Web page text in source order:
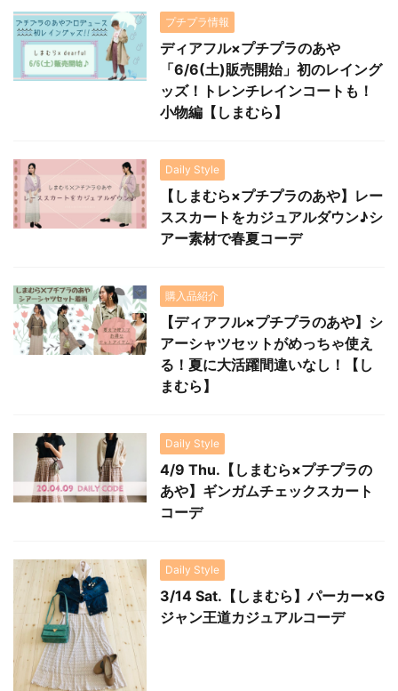
プチプラ情報
ディアフル×プチプラのあや
「6/6(土)販売開始」初のレイング
ッズ！トレンチレインコートも！
小物編【しまむら】
Daily Style
【しまむら×プチプラのあや】レー
ススカートをカジュアルダウン♪シ
アー素材で春夏コーデ
購入品紹介
【ディアフル×プチプラのあや】シ
アーシャツセットがめっちゃ使え
る！夏に大活躍間違いなし！【し
まむら】
Daily Style
4/9 Thu.【しまむら×プチプラの
あや】ギンガムチェックスカート
コーデ
Daily Style
3/14 Sat.【しまむら】パーカー×G
ジャン王道カジュアルコーデ